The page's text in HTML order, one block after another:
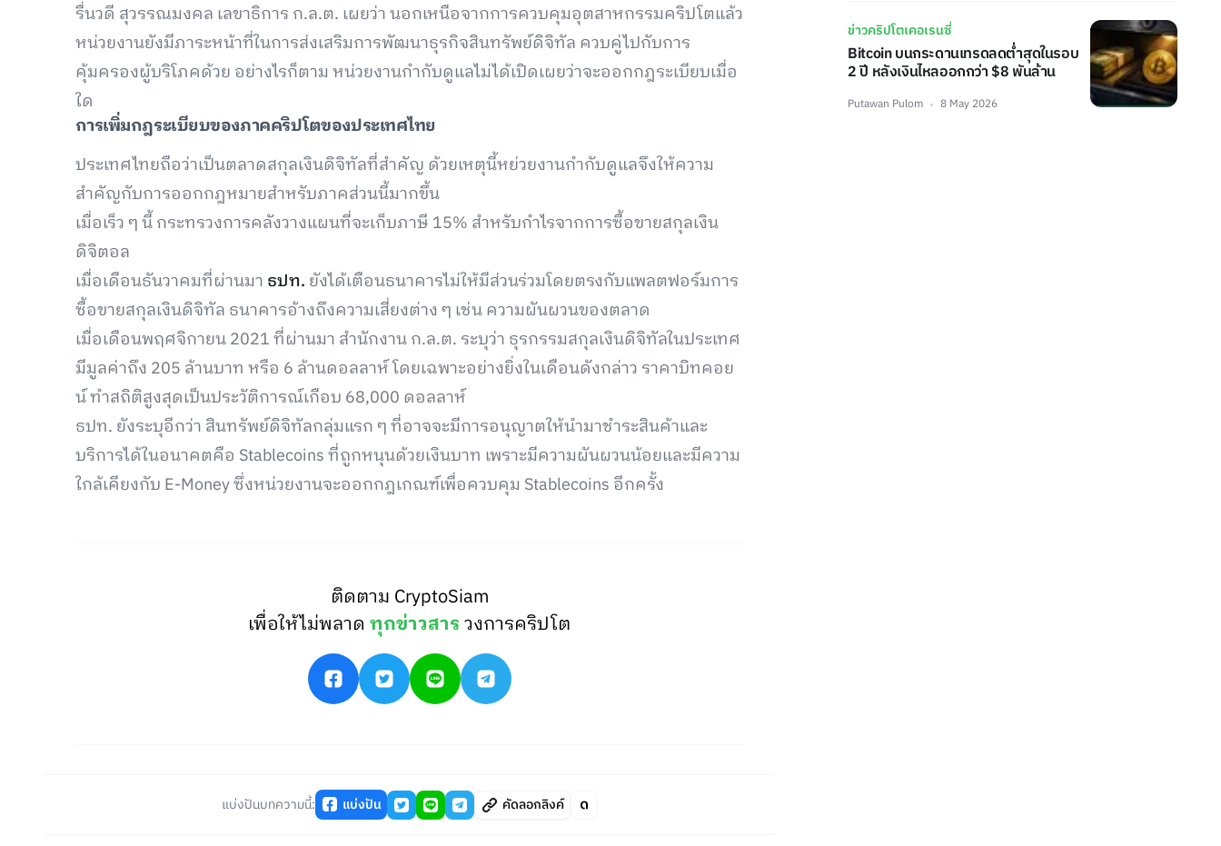
รื่นวดี สุวรรณมงคล เลขาธิการ ก.ล.ต. เผยว่า นอกเหนือจากการควบคุมอุตสาหกรรมคริปโตแล้ว
หน่วยงานยังมีภาระหน้าที่ในการส่งเสริมการพัฒนาธุรกิจสินทรัพย์ดิจิทัล ควบคู่ไปกับการ
คุ้มครองผู้บริโภคด้วย อย่างไรก็ตาม หน่วยงานกำกับดูแลไม่ได้เปิดเผยว่าจะออกกฎระเบียบเมื่อ
ใด
การเพิ่มกฎระเบียบของภาคคริปโตของประเทศไทย
ประเทศไทยถือว่าเป็นตลาดสกุลเงินดิจิทัลที่สำคัญ ด้วยเหตุนี้หย่วยงานกำกับดูแลจึงให้ความ
สำคัญกับการออกกฎหมายสำหรับภาคส่วนนี้มากขึ้น
เมื่อเร็ว ๆ นี้ กระทรวงการคลังวางแผนที่จะเก็บภาษี 15% สำหรับกำไรจากการซื้อขายสกุลเงิน
ดิจิตอล
เมื่อเดือนธันวาคมที่ผ่านมา ธปท. ยังได้เตือนธนาคารไม่ให้มีส่วนร่วมโดยตรงกับแพลตฟอร์มการ
ซื้อขายสกุลเงินดิจิทัล ธนาคารอ้างถึงความเสี่ยงต่าง ๆ เช่น ความผันผวนของตลาด
เมื่อเดือนพฤศจิกายน 2021 ที่ผ่านมา สำนักงาน ก.ล.ต. ระบุว่า ธุรกรรมสกุลเงินดิจิทัลในประเทศ
มีมูลค่าถึง 205 ล้านบาท หรือ 6 ล้านดอลลาห์ โดยเฉพาะอย่างยิ่งในเดือนดังกล่าว ราคาบิทคอย
น์ ทำสถิติสูงสุดเป็นประวัติการณ์เกือบ 68,000 ดอลลาห์
ธปท. ยังระบุอีกว่า สินทรัพย์ดิจิทัลกลุ่มแรก ๆ ที่อาจจะมีการอนุญาตให้นำมาชำระสินค้าและ
บริการได้ในอนาคตคือ Stablecoins ที่ถูกหนุนด้วยเงินบาท เพราะมีความผันผวนน้อยและมีความ
ใกล้เคียงกับ E-Money ซึ่งหน่วยงานจะออกกฎเกณฑ์เพื่อควบคุม Stablecoins อีกครั้ง
ติดตาม CryptoSiam
เพื่อให้ไม่พลาดทุกข่าวสารวงการคริปโต
แบ่งปันบทความนี้: แบ่งปัน คัดลอกลิงค์
ข่าวคริปโตเคอเรนซี่
Bitcoin บนกระดานเทรดลดต่ำสุดในรอบ
2 ปี หลังเงินไหลออกกว่า $8 พันล้าน
Putawan Pulom 8 May 2026